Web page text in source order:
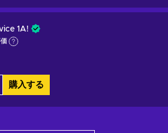
1A!
購入する